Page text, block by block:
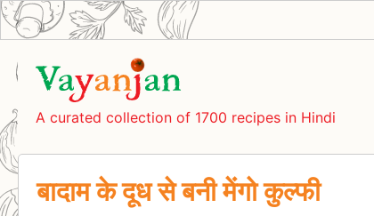
A curated collection of 1700 recipes in Hindi
बादाम के दूध से बनी मेंगो कुल्फी